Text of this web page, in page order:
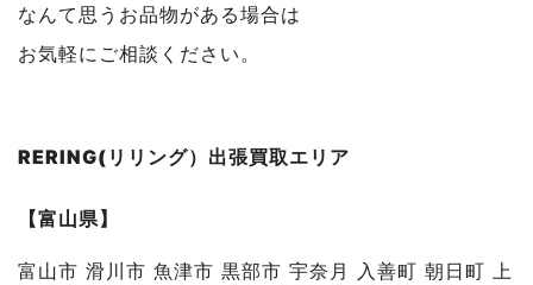
なんて思うお品物がある場合は
お気軽にご相談ください。
RERING(リリング）出張買取エリア
【富山県】
富山市 滑川市 魚津市 黒部市 宇奈月 入善町 朝日町 上